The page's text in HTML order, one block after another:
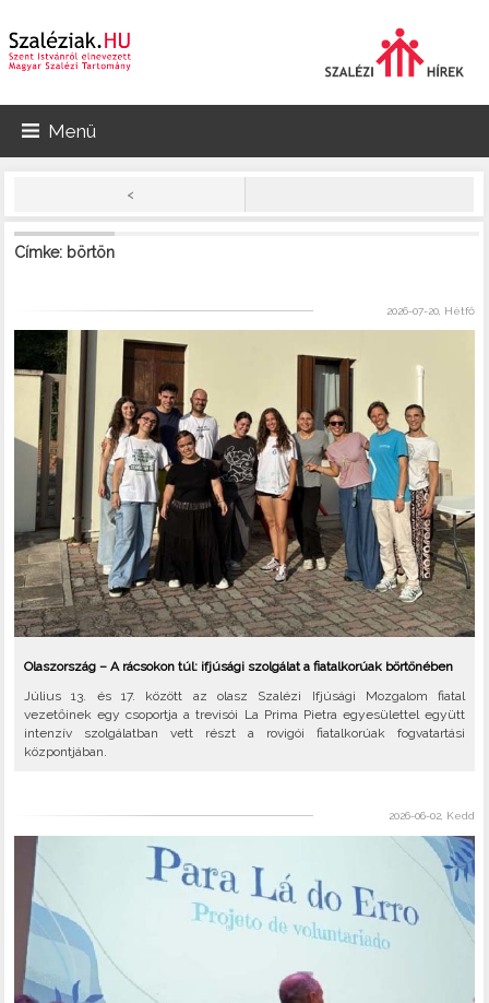
Menü
<
Címke: börtön
2026-07-20, Hétfő
Olaszország – A rácsokon túl: ifjúsági szolgálat a fiatalkorúak börtönében
Július 13. és 17. között az olasz Szalézi Ifjúsági Mozgalom fiatal
vezetőinek egy csoportja a trevisói La Prima Pietra egyesülettel együtt
intenzív szolgálatban vett részt a rovigói fiatalkorúak fogvatartási
központjában.
2026-06-02, Kedd